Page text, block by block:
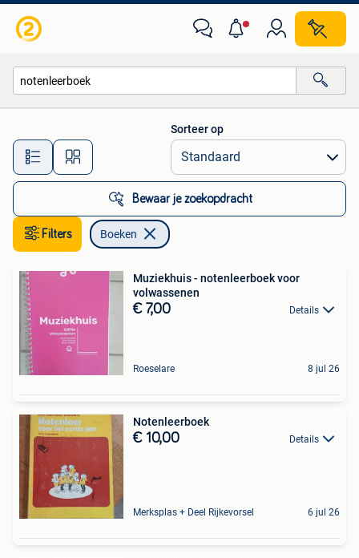
Alle afstanden…
Sorteer op
Bewaar je zoekopdracht
Filters Boeken
Muziekhuis - notenleerboek voor
volwassenen
€ 7,00 Details
Roeselare 8 jul 26
Notenleerboek
€ 10,00 Details
Merksplas + Deel Rijkevorsel 6 jul 26